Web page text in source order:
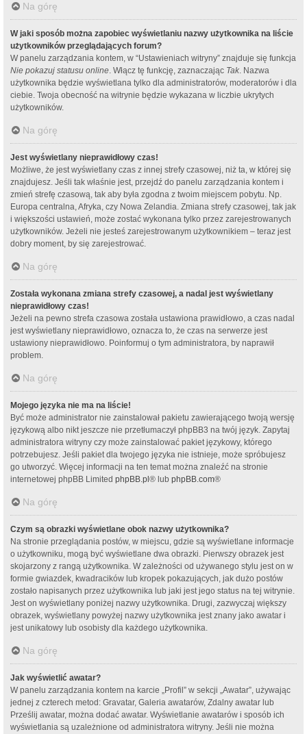
Na górę
W jaki sposób można zapobiec wyświetlaniu nazwy użytkownika na liście
użytkowników przeglądających forum?
W panelu zarządzania kontem, w “Ustawieniach witryny” znajduje się funkcja
Nie pokazuj statusu online. Włącz tę funkcję, zaznaczając Tak. Nazwa
użytkownika będzie wyświetlana tylko dla administratorów, moderatorów i dla
ciebie. Twoja obecność na witrynie będzie wykazana w liczbie ukrytych
użytkowników.
Na górę
Jest wyświetlany nieprawidłowy czas!
Możliwe, że jest wyświetlany czas z innej strefy czasowej, niż ta, w której się
znajdujesz. Jeśli tak właśnie jest, przejdź do panelu zarządzania kontem i
zmień strefę czasową, tak aby była zgodna z twoim miejscem pobytu. Np.
Europa centralna, Afryka, czy Nowa Zelandia. Zmiana strefy czasowej, tak jak
i większości ustawień, może zostać wykonana tylko przez zarejestrowanych
użytkowników. Jeżeli nie jesteś zarejestrowanym użytkownikiem – teraz jest
dobry moment, by się zarejestrować.
Na górę
Została wykonana zmiana strefy czasowej, a nadal jest wyświetlany
nieprawidłowy czas!
Jeżeli na pewno strefa czasowa została ustawiona prawidłowo, a czas nadal
jest wyświetlany nieprawidłowo, oznacza to, że czas na serwerze jest
ustawiony nieprawidłowo. Poinformuj o tym administratora, by naprawił
problem.
Na górę
Mojego języka nie ma na liście!
Być może administrator nie zainstalował pakietu zawierającego twoją wersję
językową albo nikt jeszcze nie przetłumaczył phpBB3 na twój język. Zapytaj
administratora witryny czy może zainstalować pakiet językowy, którego
potrzebujesz. Jeśli pakiet dla twojego języka nie istnieje, może spróbujesz
go utworzyć. Więcej informacji na ten temat można znaleźć na stronie
internetowej phpBB Limited phpBB.pl ® lub phpBB.com®
Na górę
Czym są obrazki wyświetlane obok nazwy użytkownika?
Na stronie przeglądania postów, w miejscu, gdzie są wyświetlane informacje
o użytkowniku, mogą być wyświetlane dwa obrazki. Pierwszy obrazek jest
skojarzony z rangą użytkownika. W zależności od używanego stylu jest on w
formie gwiazdek, kwadracików lub kropek pokazujących, jak dużo postów
zostało napisanych przez użytkownika lub jaki jest jego status na tej witrynie.
Jest on wyświetlany poniżej nazwy użytkownika. Drugi, zazwyczaj większy
obrazek, wyświetlany powyżej nazwy użytkownika jest znany jako awatar i
jest unikatowy lub osobisty dla każdego użytkownika.
Na górę
Jak wyświetlić awatar?
W panelu zarządzania kontem na karcie „Profil” w sekcji „Awatar”, używając
jednej z czterech metod: Gravatar, Galeria awatarów, Zdalny awatar lub
Prześlij awatar, można dodać awatar. Wyświetlanie awatarów i sposób ich
wyświetlania są uzależnione od administratora witryny. Jeśli nie można